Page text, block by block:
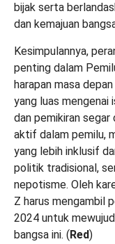
bijak serta
dan kemajuan
Kesimpulannya,
penting dalam
harapan masa
yang luas mengenai
dan pemikiran
aktif dalam pemilu,
yang lebih inklusif
politik tradisional,
nepotisme. Oleh
Z harus mengambil
2024 untuk
bangsa ini. (Red)